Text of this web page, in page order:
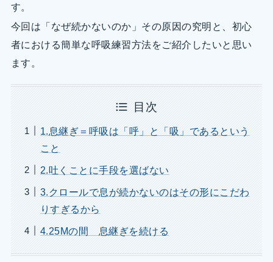
す。
今回は「なぜ続かないのか」その原因の究明と、初心
者における簡単な呼吸練習方法をご紹介したいと思い
ます。
目次
1.息継ぎ＝呼吸は「呼」と「吸」であるという
こと
2.吐くことに手段を選ばない
3.クロールで息が続かないのはその形にこだわ
りすぎるから
4.25Mの間 息継ぎを続ける